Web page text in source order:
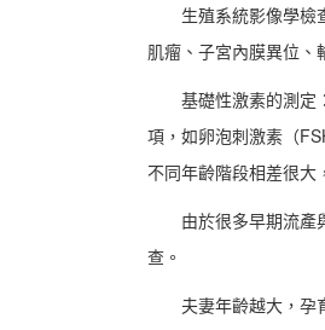
生殖系統影像學檢
肌瘤、子宮內膜異位、
基礎性激素的測定
項，如卵泡刺激素（
不同年齡階段相差很大
由於很多早期流產
查。
夫妻年齡越大，孕